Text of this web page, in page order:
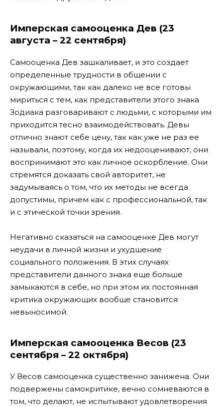
Имперская самооценка Дев (23
августа – 22 сентября)
Самооценка Дев зашкаливает, и это создает
определенные трудности в общении с
окружающими, так как далеко не все готовы
мириться с тем, как представители этого знака
Зодиака разговаривают с людьми, с которыми им
приходится тесно взаимодействовать. Девы
отлично знают себе цену, так как уже не раз ее
называли, поэтому, когда их недооценивают, они
воспринимают это как личное оскорбление. Они
стремятся доказать свой авторитет, не
задумываясь о том, что их методы не всегда
допустимы, причем как с профессиональной, так
и с этической точки зрения.
Негативно сказаться на самооценке Дев могут
неудачи в личной жизни и ухудшение
социального положения. В этих случаях
представители данного знака еще больше
замыкаются в себе, но при этом их постоянная
критика окружающих вообще становится
невыносимой.
Имперская самооценка Весов (23
сентября – 22 октября)
У Весов самооценка существенно занижена. Они
подвержены самокритике, вечно сомневаются в
том, что делают, не испытывают удовлетворения